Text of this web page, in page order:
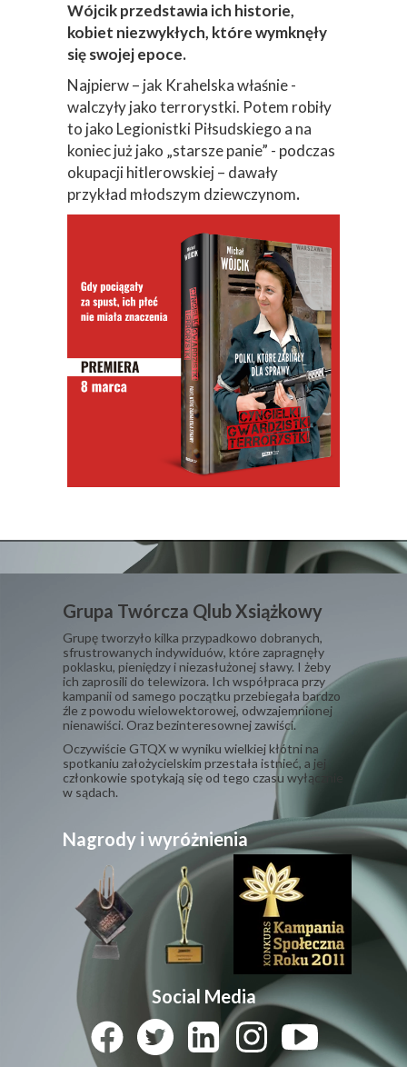
Wójcik przedstawia ich historie,
kobiet niezwykłych, które wymknęły
się swojej epoce.
Najpierw – jak Krahelska właśnie -
walczyły jako terrorystki. Potem robiły
to jako Legionistki Piłsudskiego a na
koniec już jako „starsze panie” - podczas
okupacji hitlerowskiej – dawały
przykład młodszym dziewczynom.
Grupa Twórcza Qlub Xsiążkowy
Grupę tworzyło kilka przypadkowo dobranych,
sfrustrowanych indywiduów, które zapragnęły
poklasku, pieniędzy i niezasłużonej sławy. I żeby
ich zaprosili do telewizora. Ich współpraca przy
kampanii od samego początku przebiegała bardzo
źle z powodu wielowektorowej, odwzajemnionej
nienawiści. Oraz bezinteresownej zawiści.
​Oczywiście GTQX w wyniku wielkiej kłótni na
spotkaniu założycielskim przestała istnieć, a jej
członkowie spotykają się od tego czasu wyłącznie
w sądach.
Social Media
Nagrody i wyróżnienia